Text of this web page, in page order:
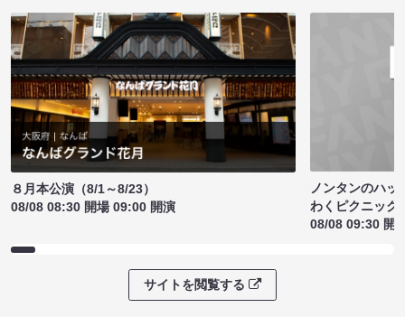
８月本公演（8/1～8/23）
08/08 08:30 開場 09:00 開演
ノンタンのハッ
わくピクニック
08/08 09:30 開
サイトを閲覧する